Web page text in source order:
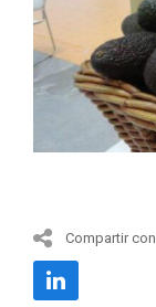
Compartir con